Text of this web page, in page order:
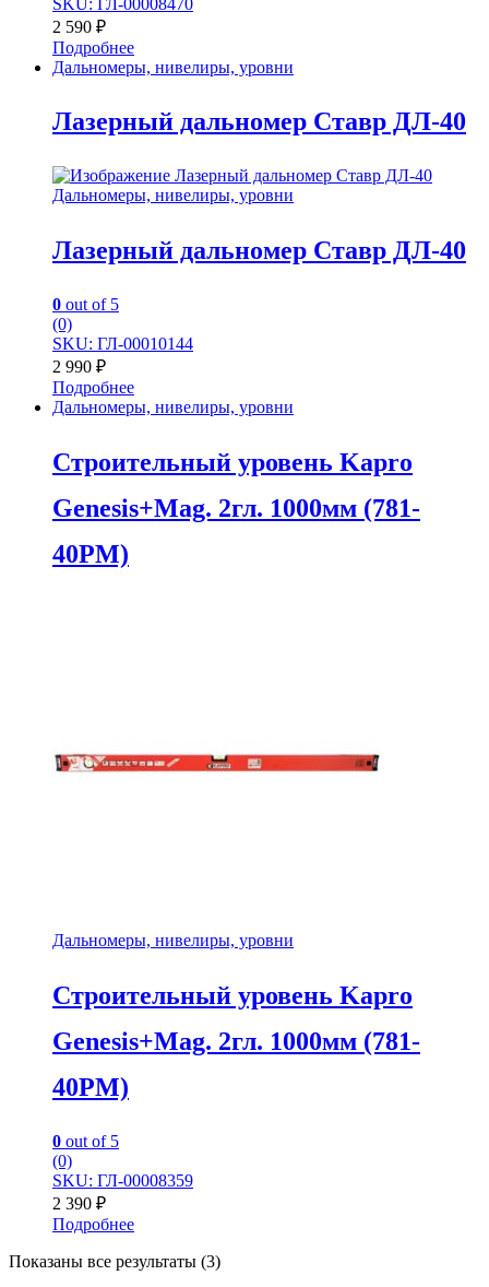
2 590 ₽
Подробнее
Дальномеры, нивелиры, уровни
Лазерный дальномер Ставр ДЛ-40
Дальномеры, нивелиры, уровни
Лазерный дальномер Ставр ДЛ-40
0 out of 5
(0)
SKU: ГЛ-00010144
2 990 ₽
Подробнее
Дальномеры, нивелиры, уровни
Строительный уровень Kapro
Genesis+Mag. 2гл. 1000мм (781-
40PM)
Дальномеры, нивелиры, уровни
Строительный уровень Kapro
Genesis+Mag. 2гл. 1000мм (781-
40PM)
0 out of 5
(0)
SKU: ГЛ-00008359
2 390 ₽
Подробнее
Показаны все результаты (3)